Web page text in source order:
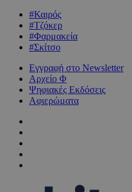
#Καιρός
#Τζόκερ
#Φαρμακεία
#Σκίτσο
Εγγραφή στο Newsletter
Αρχείο Φ
Ψηφιακές Εκδόσεις
Αφιερώματα